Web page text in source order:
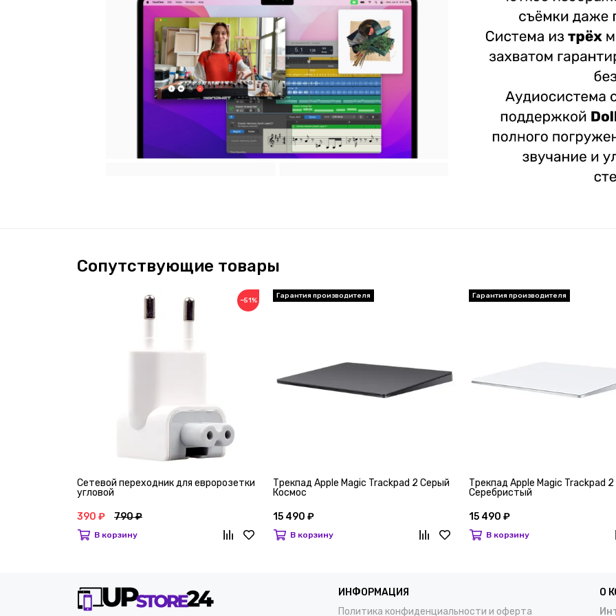
Сопутствующие товары
−51%
Сетевой переходник для евророзетки
угловой
390 ₽ 790 ₽
В корзину
Гарантия производителя
Трекпад Apple Magic Trackpad 2 Серый
Космос
15 490 ₽
В корзину
Гарантия производителя
Трекпад Apple Magic Trackpad 2
Серебристый
15 490 ₽
В корзину
ИНФОРМАЦИЯ
Политика конфиденциальности и оферта
О